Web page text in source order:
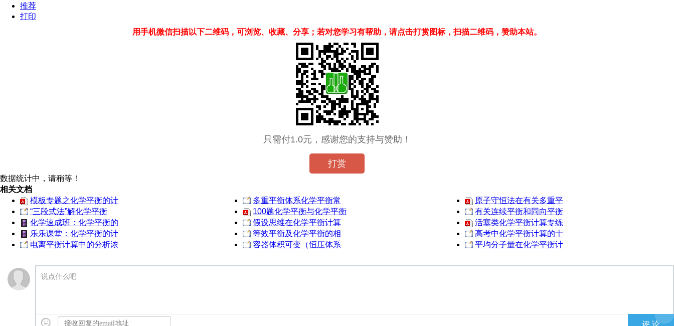
推荐
打印
用手机微信扫描以下二维码，可浏览、收藏、分享；若对您学习有帮助，请点击打赏图标，扫描二维码，赞助本站。
只需付1.0元，感谢您的支持与赞助！
打赏
数据统计中，请稍等！
相关文档
模板专题之化学平衡的计
多重平衡体系化学平衡常
原子守恒法在有关多重平
“三段式法”解化学平衡
100题化学平衡与化学平衡
有关连续平衡和同向平衡
化学速成班：化学平衡的
假设思维在化学平衡计算
活塞类化学平衡计算专练
乐乐课堂：化学平衡的计
等效平衡及化学平衡的相
高考中化学平衡计算的十
电离平衡计算中的分析浓
容器体积可变（恒压体系 平均分子量在化学平衡计
说点什么吧